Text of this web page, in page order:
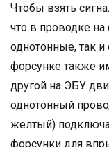
Чтобы взять
что в проводке
однотонные, так
форсунке также
другой на ЭБУ
однотонный
желтый)
форсунки для